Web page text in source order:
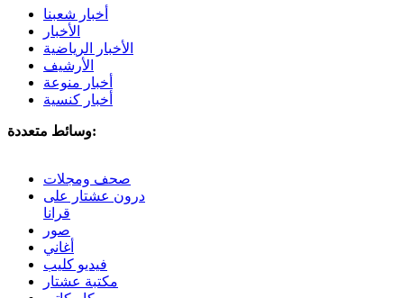
أخبار شعبنا
الأخبار
الأخبار الرياضية
الأرشيف
أخبار منوعة
أخبار كنسية
وسائط متعددة:
صحف ومجلات
درون عشتار على
قرانا
صور
أغاني
فيديو كليب
مكتبة عشتار